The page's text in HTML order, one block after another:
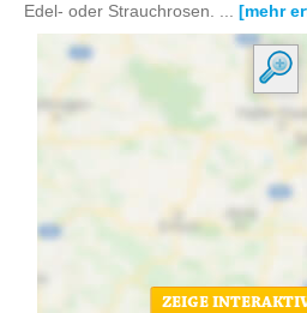
Edel- oder Strauchrosen. ... [mehr
ZEIGE